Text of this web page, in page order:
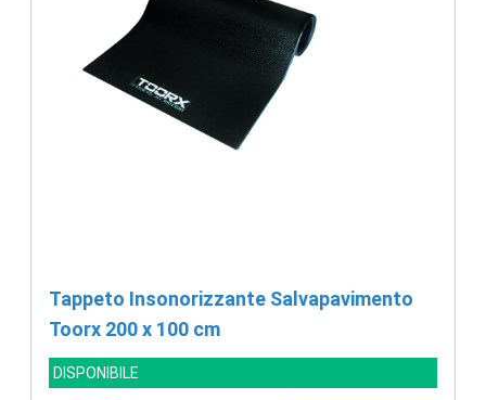
Tappeto Insonorizzante Salvapavimento
Toorx 200 x 100 cm
DISPONIBILE